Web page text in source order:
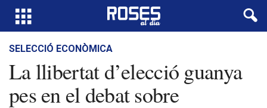
SELECCIÓ ECONÒMICA
La llibertat d’elecció guanya
pes en el debat sobre